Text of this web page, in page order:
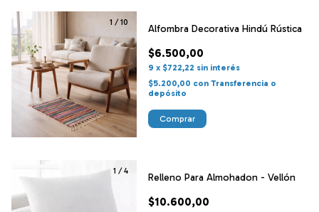
1 /10
Alfombra Decorativa Hindú Rústica
$6.500,00
9 x $722,22 sin interés
$5.200,00 con Transferencia o
depósito
Comprar
1 /4
Relleno Para Almohadon - Vellón
$10.600,00